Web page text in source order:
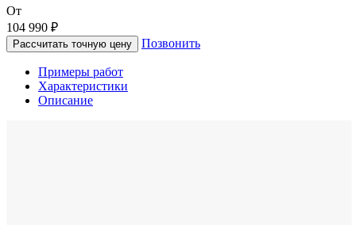
От
104 990 ₽
Рассчитать точную цену Позвонить
Примеры работ
Характеристики
Описание